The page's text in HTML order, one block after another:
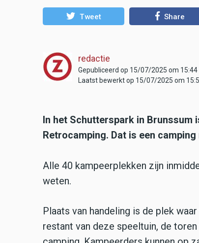
Tweet Share
redactie
Gepubliceerd op 15/07/2025 om 15:44
Laatst bewerkt op 15/07/2025 om
In het Schutterspark in Brunssum
Retrocamping. Dat is een
Alle 40 kampeerplekken zijn
weten.
Plaats van handeling is de plek
restant van deze speeltuin, de